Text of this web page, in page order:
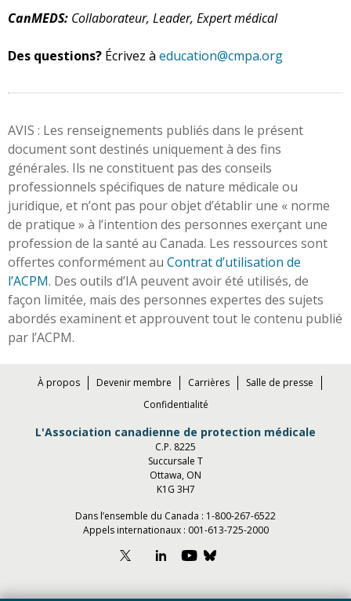
CanMEDS: Collaborateur, Leader, Expert médical
Des questions? Écrivez à education@cmpa.org
AVIS : Les renseignements publiés dans le présent
document sont destinés uniquement à des fins
générales. Ils ne constituent pas des conseils
professionnels spécifiques de nature médicale ou
juridique, et n’ont pas pour objet d’établir une « norme
de pratique » à l’intention des personnes exerçant une
profession de la santé au Canada. Les ressources sont
offertes conformément au Contrat d’utilisation de
l’ACPM. Des outils d’IA peuvent avoir été utilisés, de
façon limitée, mais des personnes expertes des sujets
abordés examinent et approuvent tout le contenu publié
par l’ACPM.
À propos Devenir membre Carrières
Salle de presse
Confidentialité
L'Association canadienne de protection médicale
C.P. 8225
Succursale T
Ottawa, ON
K1G 3H7
Dans l’ensemble du Canada : 1-800-267-6522
Appels internationaux : 001-613-725-2000